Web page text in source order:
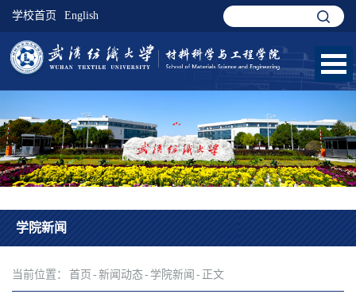
学校首页 English
学院新闻
当前位置： 首页 - 新闻动态- 学院新闻 - 正文